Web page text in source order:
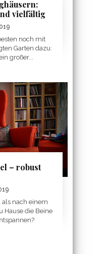
vielfältig
noch mit
Garten dazu:
großer...
– robust
als nach einem
Hause die Beine